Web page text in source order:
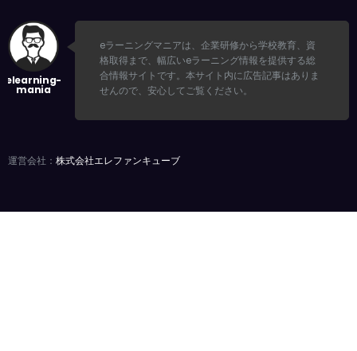
eラーニングマニアは、企業研修から学校教育、資
格取得まで、幅広いeラーニング情報を提供する総
合情報サイトです。本サイト内に広告記事はありま
せんので、安心してご覧ください。
運営会社： 株式会社エレファンキューブ